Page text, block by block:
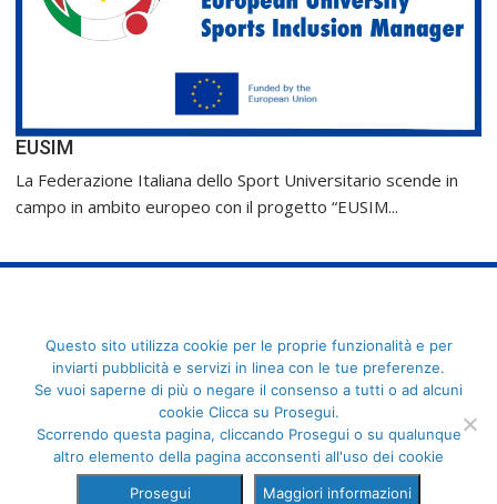
EUSIM
La Federazione Italiana dello Sport Universitario scende in
campo in ambito europeo con il progetto “EUSIM...
FederCUSI: Federazione Italiana dello Sport Universitario - Via
Angelo Brofferio, 7 - 00195 Roma - C.F. 80109270589
Questo sito utilizza cookie per le proprie funzionalità e per
inviarti pubblicità e servizi in linea con le tue preferenze.
Se vuoi saperne di più o negare il consenso a tutti o ad alcuni
cookie Clicca su Prosegui.
Scorrendo questa pagina, cliccando Prosegui o su qualunque
altro elemento della pagina acconsenti all'uso dei cookie
Prosegui Maggiori informazioni